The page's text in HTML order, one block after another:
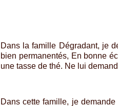
Dans la famille Dégradant, je
bien permanentés, En bonne
une tasse de thé. Ne lui
Dans cette famille, je